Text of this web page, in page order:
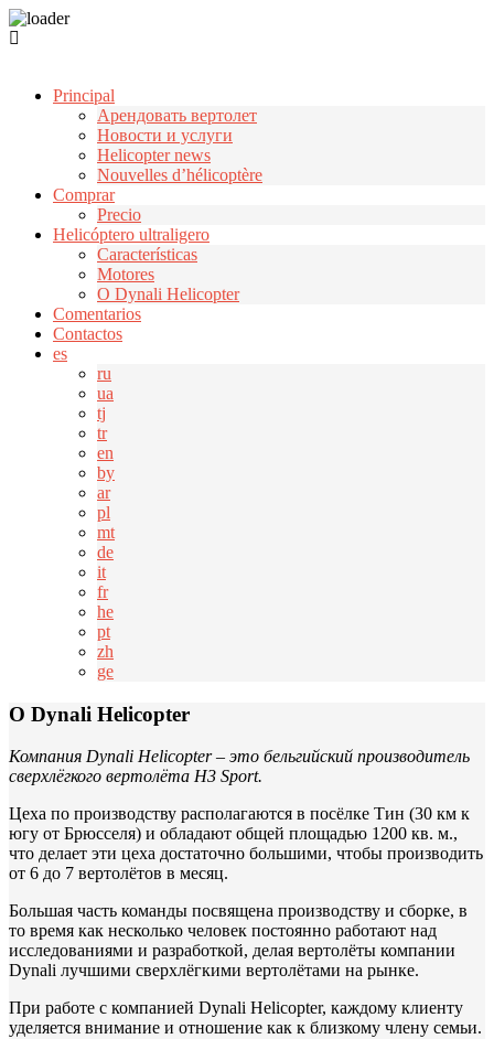
Principal
Арендовать вертолет
Новости и услуги
Helicopter news
Nouvelles d’hélicoptère
Comprar
Precio
Helicóptero ultraligero
Características
Motores
О Dynali Helicopter
Comentarios
Contactos
es
ru
ua
tj
tr
en
by
ar
pl
mt
de
it
fr
he
pt
zh
ge
О Dynali Helicopter
Компания Dynali Helicopter – это бельгийский производитель
сверхлёгкого вертолёта H3 Sport.
Цеха по производству располагаются в посёлке Тин (30 км к
югу от Брюсселя) и обладают общей площадью 1200 кв. м.,
что делает эти цеха достаточно большими, чтобы производить
от 6 до 7 вертолётов в месяц.
Большая часть команды посвящена производству и сборке, в
то время как несколько человек постоянно работают над
исследованиями и разработкой, делая вертолёты компании
Dynali лучшими сверхлёгкими вертолётами на рынке.
При работе с компанией Dynali Helicopter, каждому клиенту
уделяется внимание и отношение как к близкому члену семьи.